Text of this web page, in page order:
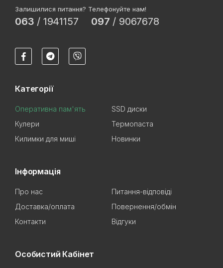
Залишилися питання? Телефонуйте нам!
063 / 1941157 097 / 9067678
Категорії
Оперативна пам'ять
SSD диски
Кулери
Термопаста
Килимки для миші
Новинки
Інформація
Про нас
Питання-відповіді
Доставка/оплата
Повернення/обмін
Контакти
Відгуки
Особистий Кабінет